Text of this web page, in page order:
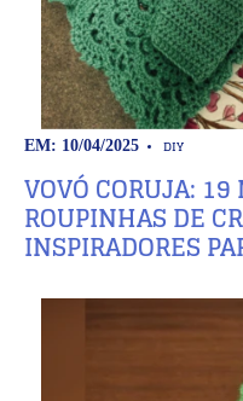
EM: 10/04/2025 DIY
VOVÓ CORUJA: 19
ROUPINHAS DE
INSPIRADORES